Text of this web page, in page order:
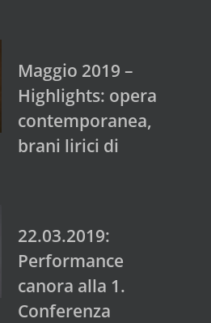
Maggio 2019 –
Highlights: opera
contemporanea,
brani lirici di
22.03.2019:
Performance
canora alla 1.
Conferenza